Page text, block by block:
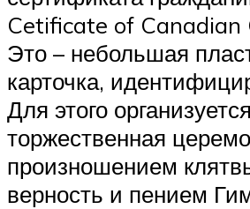
Cetificate of Canadian
Это – небольшая
карточка,
Для этого организуется
торжественная
произношением
верность и пением